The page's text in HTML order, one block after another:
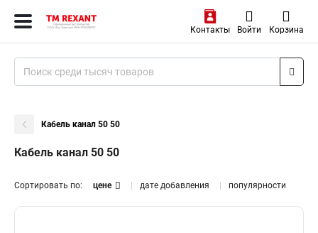
Контакты Войти Корзина
Кабель канал 50 50
Кабель канал 50 50
Сортировать по: цене дате добавления популярности